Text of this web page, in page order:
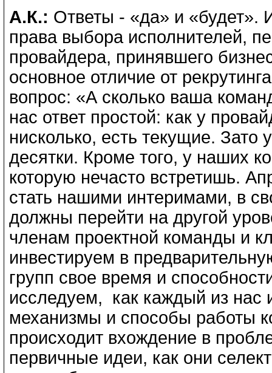
А.К.: Ответы - «да» и «будет».
права выбора исполнителей,
провайдера, принявшего
основное отличие от
вопрос: «А сколько ваша
нас ответ простой: как у
нисколько, есть текущие.
десятки. Кроме того, у наших
которую нечасто встретишь.
стать нашими интеримами, в
должны перейти на другой
членам проектной команды и
инвестируем в
групп свое время и
исследуем, как каждый из
механизмы и способы работы
происходит вхождение в
первичные идеи, как они